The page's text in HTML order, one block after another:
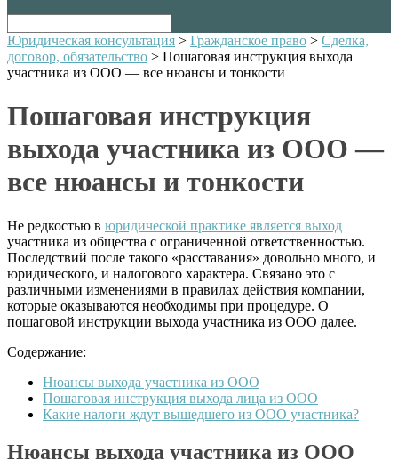
Юридическая консультация > Гражданское право > Сделка,
договор, обязательство > Пошаговая инструкция выхода
участника из ООО — все нюансы и тонкости
Пошаговая инструкция
выхода участника из ООО —
все нюансы и тонкости
Не редкостью в юридической практике является выход
участника из общества с ограниченной ответственностью.
Последствий после такого «расставания» довольно много, и
юридического, и налогового характера. Связано это с
различными изменениями в правилах действия компании,
которые оказываются необходимы при процедуре. О
пошаговой инструкции выхода участника из ООО далее.
Содержание:
Нюансы выхода участника из ООО
Пошаговая инструкция выхода лица из ООО
Какие налоги ждут вышедшего из ООО участника?
Нюансы выхода участника из ООО